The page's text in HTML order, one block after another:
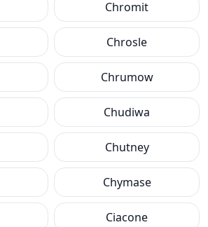
Chromit
Chrosle
Chrumow
Chudiwa
Chutney
Chymase
Ciacone